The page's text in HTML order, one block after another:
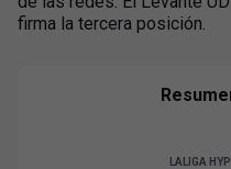
firma la tercera posición.
LALIGA